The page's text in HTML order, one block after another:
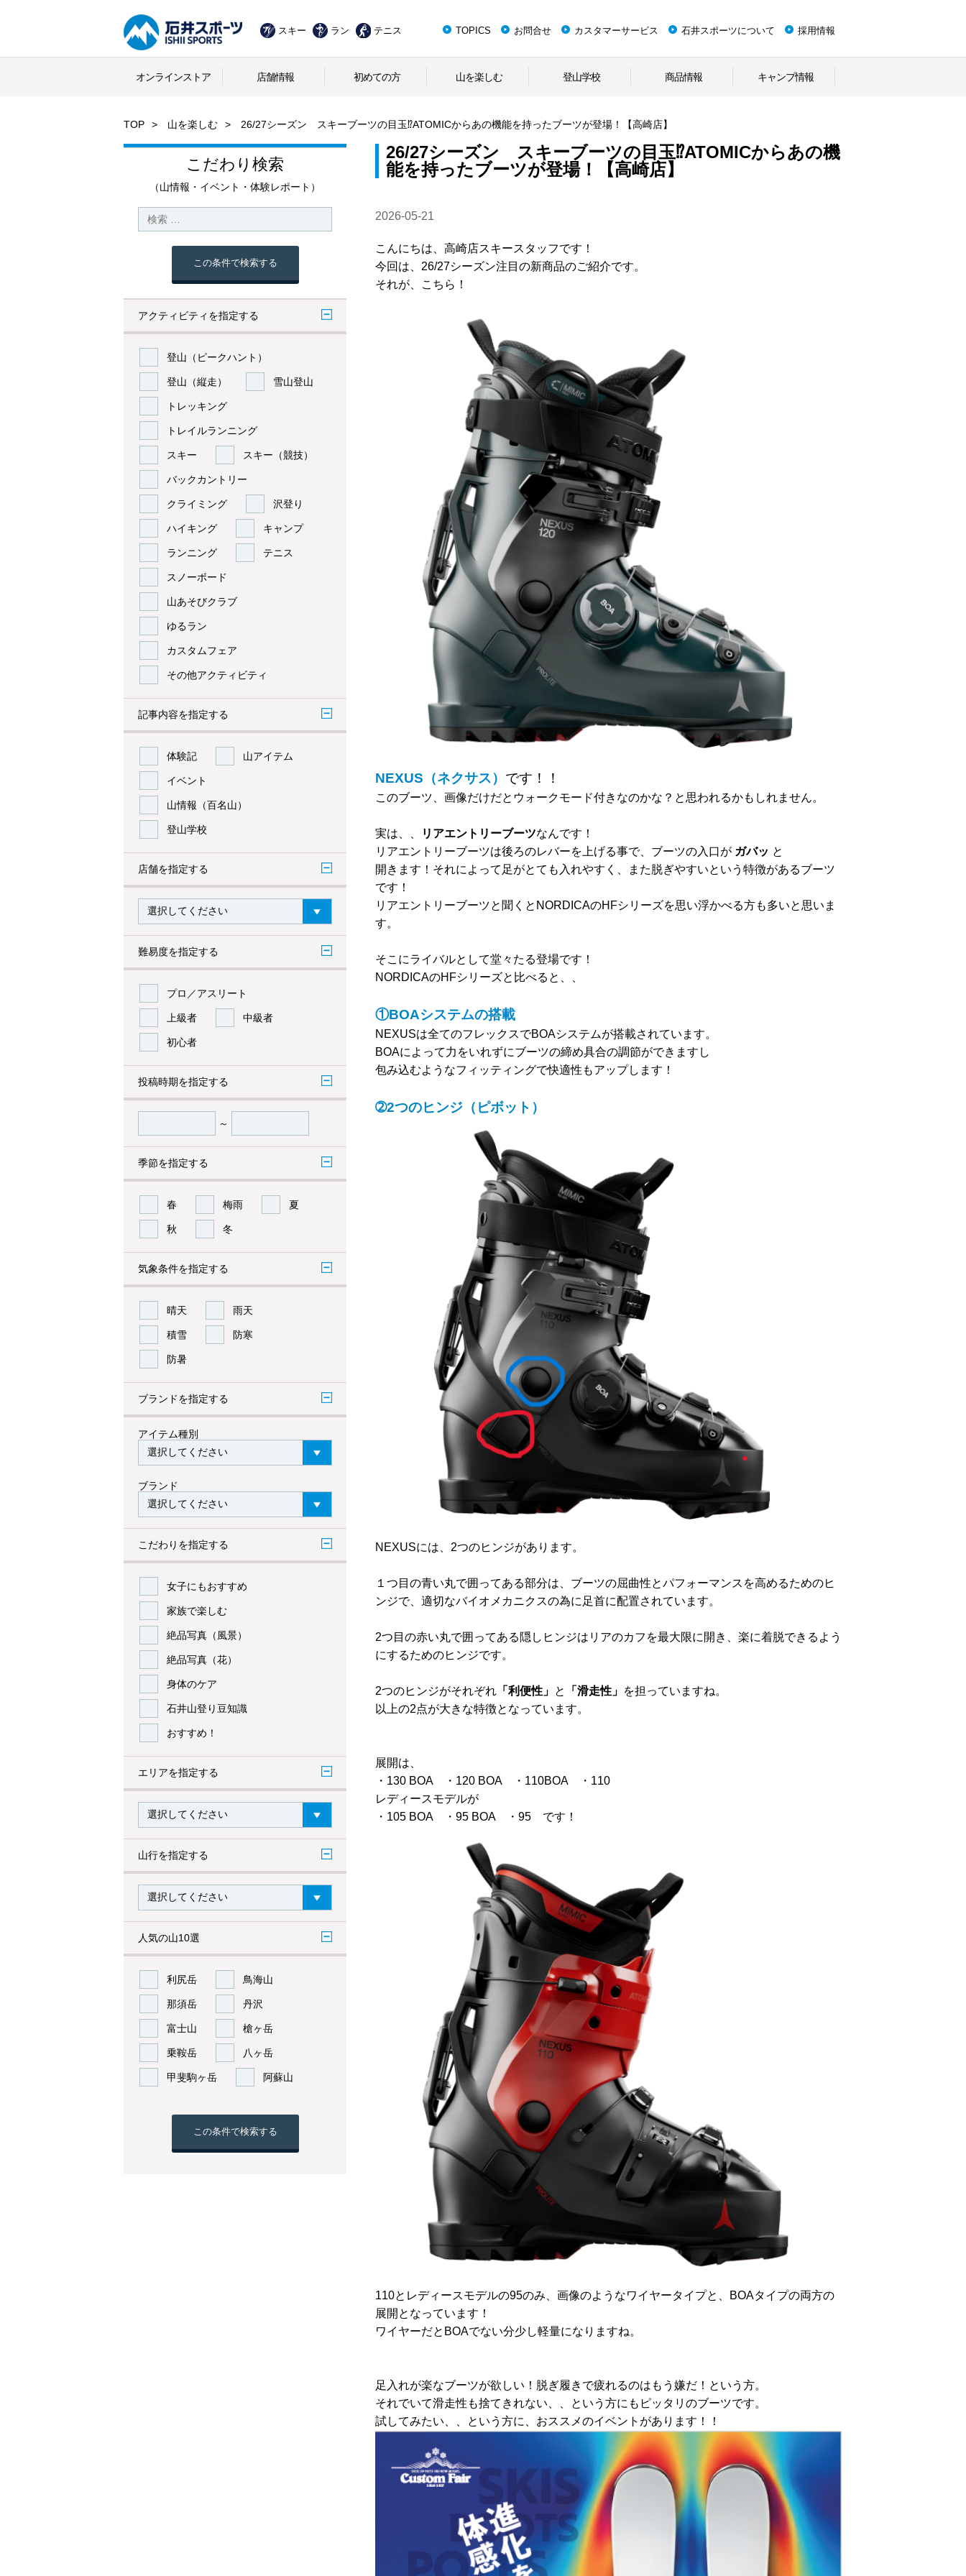
スキー ラン テニス TOPICS お問合せ カスタマーサービス 石井スポーツについて 採用情報
オンラインストア 店舗情報 初めての方 山を楽しむ 登山学校 商品情報 キャンプ情報
TOP 山を楽しむ 26/27シーズン スキーブーツの目玉⁉ATOMICからあの機能を持ったブーツが登場！【高崎店】
こだわり検索
（山情報・イベント・体験レポート）
この条件で検索する
アクティビティを指定する
登山（ピークハント）
登山（縦走） 雪山登山
トレッキング
トレイルランニング
スキー スキー（競技）
バックカントリー
クライミング 沢登り
ハイキング キャンプ
ランニング テニス
スノーボード
山あそびクラブ
ゆるラン
カスタムフェア
その他アクティビティ
記事内容を指定する
体験記 山アイテム
イベント
山情報（百名山）
登山学校
店舗を指定する
難易度を指定する
プロ／アスリート
上級者 中級者
初心者
投稿時期を指定する
～
季節を指定する
春 梅雨 夏
秋 冬
気象条件を指定する
晴天 雨天
積雪 防寒
防暑
ブランドを指定する
アイテム種別
ブランド
こだわりを指定する
女子にもおすすめ
家族で楽しむ
絶品写真（風景）
絶品写真（花）
身体のケア
石井山登り豆知識
おすすめ！
エリアを指定する
山行を指定する
人気の山10選
利尻岳 鳥海山
那須岳 丹沢
富士山 槍ヶ岳
乗鞍岳 八ヶ岳
甲斐駒ヶ岳 阿蘇山
この条件で検索する
26/27シーズン スキーブーツの目玉⁉ATOMICからあの機
能を持ったブーツが登場！【高崎店】
2026-05-21
こんにちは、高崎店スキースタッフです！
今回は、26/27シーズン注目の新商品のご紹介です。
それが、こちら！
NEXUS（ネクサス） です！！
このブーツ、画像だけだとウォークモード付きなのかな？と思われるかもしれません。
実は、、 リアエントリーブーツなんです！
リアエントリーブーツは後ろのレバーを上げる事で、ブーツの入口が ガバッ と
開きます！それによって足がとても入れやすく、また脱ぎやすいという特徴があるブーツ
です！
リアエントリーブーツと聞くとNORDICAのHFシリーズを思い浮かべる方も多いと思いま
す。
そこにライバルとして堂々たる登場です！
NORDICAのHFシリーズと比べると、、
①BOAシステムの搭載
NEXUSは全てのフレックスでBOAシステムが搭載されています。
BOAによって力をいれずにブーツの締め具合の調節ができますし
包み込むようなフィッティングで快適性もアップします！
➁2つのヒンジ（ピボット）
NEXUSには、2つのヒンジがあります。
１つ目の青い丸で囲ってある部分は、ブーツの屈曲性とパフォーマンスを高めるためのヒ
ンジで、適切なバイオメカニクスの為に足首に配置されています。
2つ目の赤い丸で囲ってある隠しヒンジはリアのカフを最大限に開き、楽に着脱できるよう
にするためのヒンジです。
2つのヒンジがそれぞれ 「利便性」 と 「滑走性」 を担っていますね。
以上の2点が大きな特徴となっています。
展開は、
・130 BOA ・120 BOA ・110BOA ・110
レディースモデルが
・105 BOA ・95 BOA ・95 です！
110とレディースモデルの95のみ、画像のようなワイヤータイプと、BOAタイプの両方の
展開となっています！
ワイヤーだとBOAでない分少し軽量になりますね。
足入れが楽なブーツが欲しい！脱ぎ履きで疲れるのはもう嫌だ！という方。
それでいて滑走性も捨てきれない、、という方にもピッタリのブーツです。
試してみたい、、という方に、おススメのイベントがあります！！